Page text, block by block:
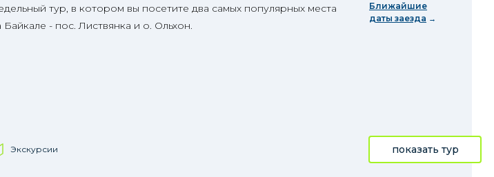
Ближайшие
даты заезда
тур, в котором вы посетите два самых популярных места
Байкале - пос. Листвянка и о. Ольхон.
Экскурсии показать тур